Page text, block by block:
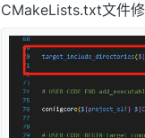
CMakeLists.txt文件修